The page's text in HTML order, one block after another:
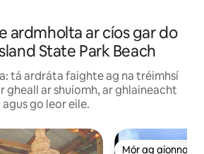
ardmholta ar cíos gar do
State Park Beach
tá ardráta faighte ag na tréimhsí
gheall ar shuíomh, ar ghlaineacht
agus go leor eile.
Mór ag aíonna